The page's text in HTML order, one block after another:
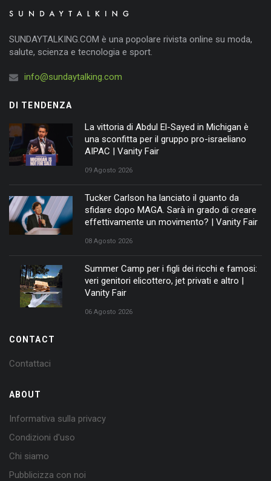
SUNDAYTALKING.COM è una popolare rivista online su moda,
salute, scienza e tecnologia e sport.
info@sundaytalking.com
DI TENDENZA
La vittoria di Abdul El-Sayed in Michigan è
una sconfitta per il gruppo pro-israeliano
AIPAC | Vanity Fair
09 Agosto 2026
Tucker Carlson ha lanciato il guanto da
sfidare dopo MAGA. Sarà in grado di creare
effettivamente un movimento? | Vanity Fair
08 Agosto 2026
Summer Camp per i figli dei ricchi e famosi:
veri genitori elicottero, jet privati e altro |
Vanity Fair
06 Agosto 2026
CONTACT
Contattaci
ABOUT
Informativa sulla privacy
Condizioni d'uso
Chi siamo
Pubblicizza con noi